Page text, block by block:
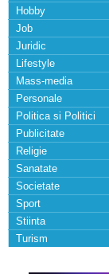
Hobby
Job
Juridic
Lifestyle
Mass-media
Personale
Politica si Politici
Publicitate
Religie
Sanatate
Societate
Sport
Stiinta
Turism